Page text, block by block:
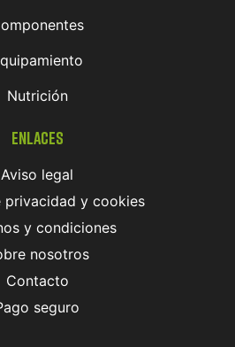
Nutrición
Enlaces
Aviso legal
privacidad y cookies
y condiciones
nosotros
Contacto
seguro